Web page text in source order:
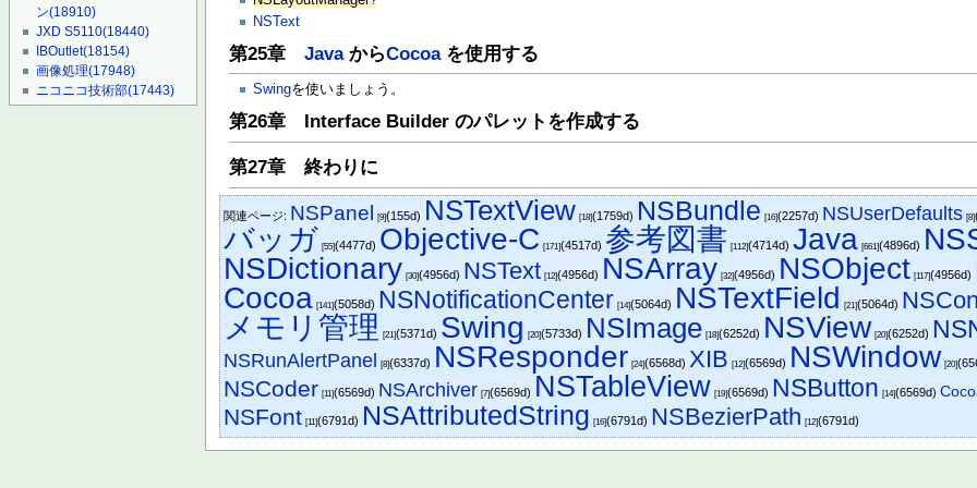
ン(18910)
JXD S5110(18440)
IBOutlet(18154)
画像処理(17948)
ニコニコ技術部(17443)
NSText
第25章JavaからCocoaを使用する
Swingを使いましょう。
第26章 Interface Builder のパレットを作成する
第27章 終わりに
関連ページ: NSPanel [9](155d) NSTextView [18](1759d) NSBundle [16](2257d) NSUserDefaults [8]
バッガ [55](4477d) Objective-C [171](4517d) 参考図書 [112](4714d)Java [661](4896d)
NSDictionary [30](4956d) NSText [12](4956d) NSArray [32](4956d) NSObject [117](4956d)
Cocoa [141](5058d) NSNotificationCenter [14](5064d) NSTextField [21](5064d)
メモリ管理 [21](5371d) Swing [20](5733d) NSImage [18](6252d) NSView [20](6252d)
NSRunAlertPanel [8](6337d) NSResponder [24](6568d) XIB [12](6569d) NSWindow [20]
NSCoder [11](6569d) NSArchiver [7](6569d) NSTableView [19](6569d) NSButton [14](6569d)
NSFont [11](6791d) NSAttributedString [16](6791d) NSBezierPath [12](6791d)